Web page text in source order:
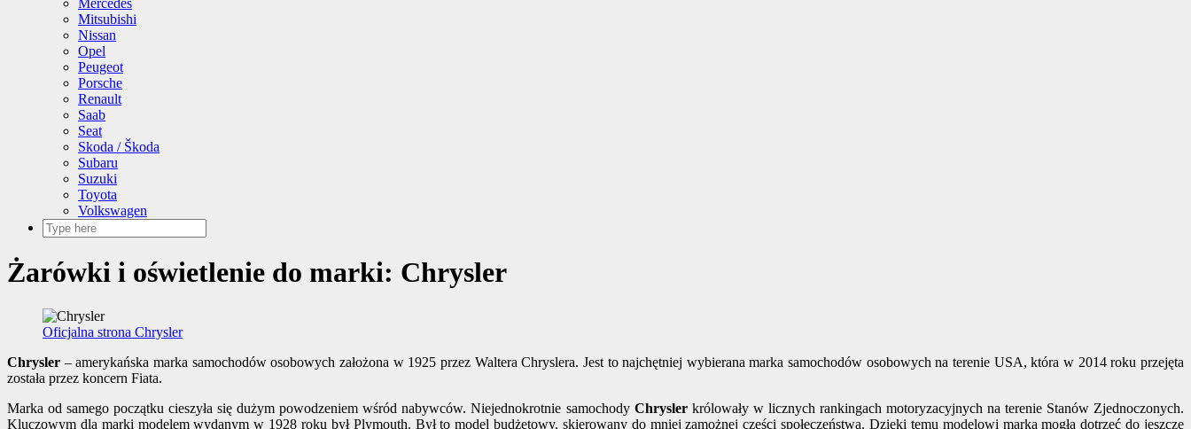
Mercedes
Mitsubishi
Nissan
Opel
Peugeot
Porsche
Renault
Saab
Seat
Skoda / Škoda
Subaru
Suzuki
Toyota
Volkswagen
Żarówki i oświetlenie do marki: Chrysler
Oficjalna strona Chrysler
Chrysler – amerykańska marka samochodów osobowych założona w 1925 przez Waltera Chryslera. Jest to najchętniej wybierana marka samochodów osobowych na terenie USA, która w 2014 roku przejęta
została przez koncern Fiata.
Marka od samego początku cieszyła się dużym powodzeniem wśród nabywców. Niejednokrotnie samochody Chryslerkrólowały w licznych rankingach motoryzacyjnych na terenie Stanów Zjednoczonych.
Kluczowym dla marki modelem wydanym w 1928 roku był Plymouth. Był to model budżetowy, skierowany do mniej zamożnej części społeczeństwa. Dzięki temu modelowi marka mogła dotrzeć do jeszcze